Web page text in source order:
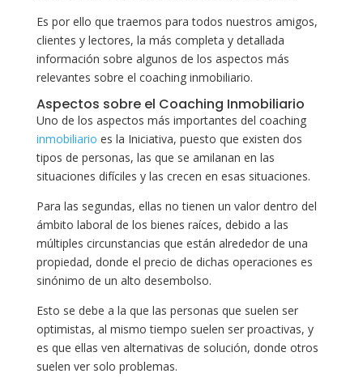
Es por ello que traemos para todos nuestros amigos,
clientes y lectores, la más completa y detallada
información sobre algunos de los aspectos más
relevantes sobre el coaching inmobiliario.
Aspectos sobre el Coaching Inmobiliario
Uno de los aspectos más importantes del coaching
inmobiliario es la Iniciativa, puesto que existen dos
tipos de personas, las que se amilanan en las
situaciones difíciles y las crecen en esas situaciones.
Para las segundas, ellas no tienen un valor dentro del
ámbito laboral de los bienes raíces, debido a las
múltiples circunstancias que están alrededor de una
propiedad, donde el precio de dichas operaciones es
sinónimo de un alto desembolso.
Esto se debe a la que las personas que suelen ser
optimistas, al mismo tiempo suelen ser proactivas, y
es que ellas ven alternativas de solución, donde otros
suelen ver solo problemas.